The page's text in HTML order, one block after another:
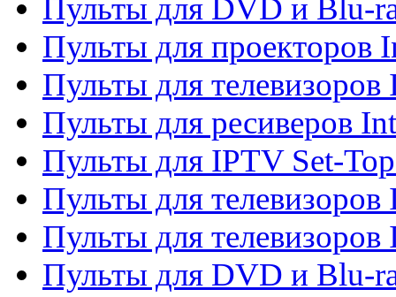
Пульты для DVD и Blu-
Пульты для проекторов
Пульты для
Пульты для ресиверов
Пульты для IPTV Set-
Пульты для телевизоров
Пульты для телевизоров
Пульты для DVD и Blu-